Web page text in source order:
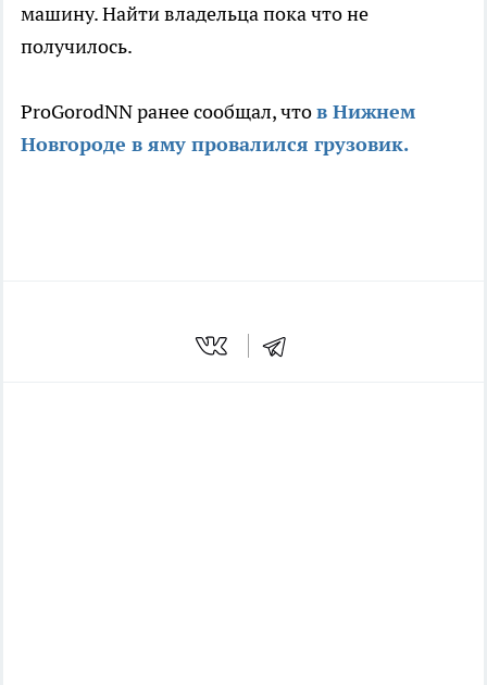
машину. Найти владельца пока что не
получилось.
ProGorodNN ранее сообщал, чтов Нижнем
Новгороде в яму провалился грузовик.